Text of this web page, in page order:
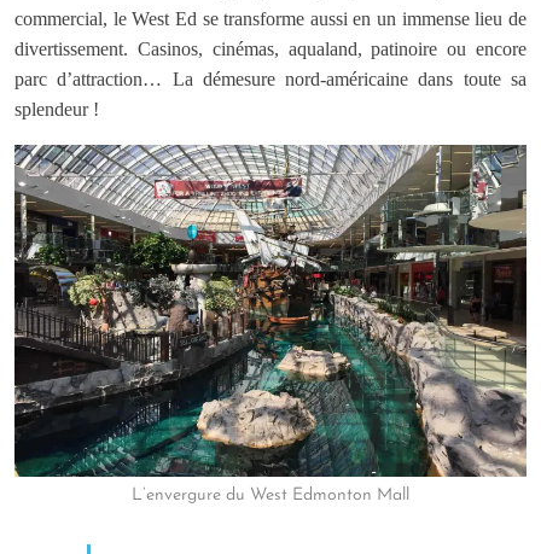
commercial, le West Ed se transforme aussi en un immense lieu de
divertissement. Casinos, cinémas, aqualand, patinoire ou encore
parc d’attraction… La démesure nord-américaine dans toute sa
splendeur !
L’envergure du West Edmonton Mall